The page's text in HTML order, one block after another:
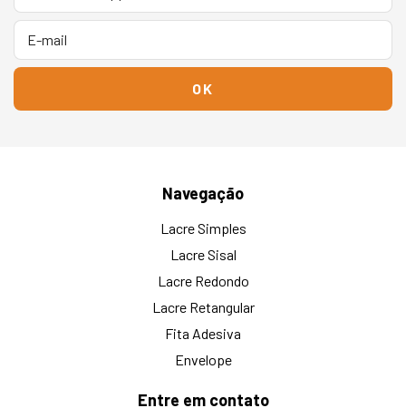
Navegação
Lacre Simples
Lacre Sisal
Lacre Redondo
Lacre Retangular
Fita Adesiva
Envelope
Entre em contato